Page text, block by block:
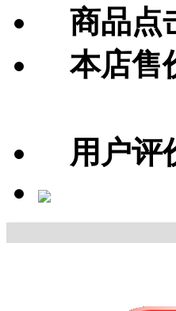
商品点
本店售
用户评